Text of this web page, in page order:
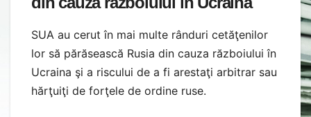
SUA au cerut în mai multe rânduri cetăţenilor
lor să părăsească Rusia din cauza războiului în
Ucraina şi a riscului de a fi arestaţi arbitrar sau
hărţuiţi de forţele de ordine ruse.